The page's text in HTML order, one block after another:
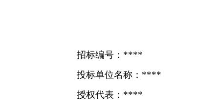
招标编号：****
投标单位名称：****
授权代表：****